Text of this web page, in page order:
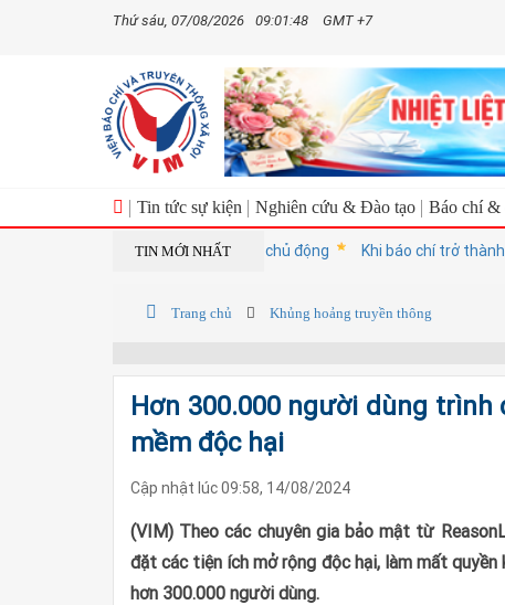
Thứ sáu, 07/08/2026 09:01:48 GMT +7
Tin tức sự kiện Nghiên cứu & Đào tạo Báo chí &
TIN MỚI NHẤT
Quản trị rủi ro một cách chủ động Khi báo chí trở thành
Trang chủ Khủng hoảng truyền thông
Hơn 300.000 người dùng
mềm độc hại
Cập nhật lúc 09:58, 14/08/2024
(VIM) Theo các chuyên gia bảo mật từ
đặt các tiện ích mở rộng độc hại, làm mất
hơn 300.000 người dùng.